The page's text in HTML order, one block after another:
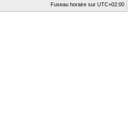
Fuseau horaire sur UTC+02:00